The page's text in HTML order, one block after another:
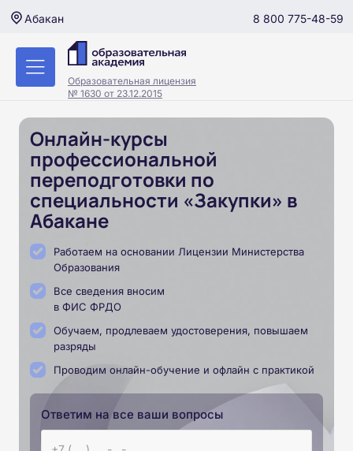
Абакан 8 800 775-48-59
Образовательная лицензия
№ 1630 от 23.12.2015
Онлайн-курсы
профессиональной
переподготовки по
специальности «Закупки» в
Абакане
Работаем на основании Лицензии Министерства
Образования
Все сведения вносим
в ФИС ФРДО
Обучаем, продлеваем удостоверения, повышаем
разряды
Проводим онлайн-обучение и офлайн с практикой
Ответим на все ваши вопросы